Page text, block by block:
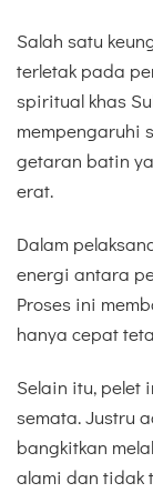
Salah satu
terletak pada
spiritual khas
mempengaruhi
getaran batin
erat.
Dalam
energi antara
Proses ini
hanya cepat
Selain itu, pelet
semata. Justru
bangkitkan
alami dan tidak